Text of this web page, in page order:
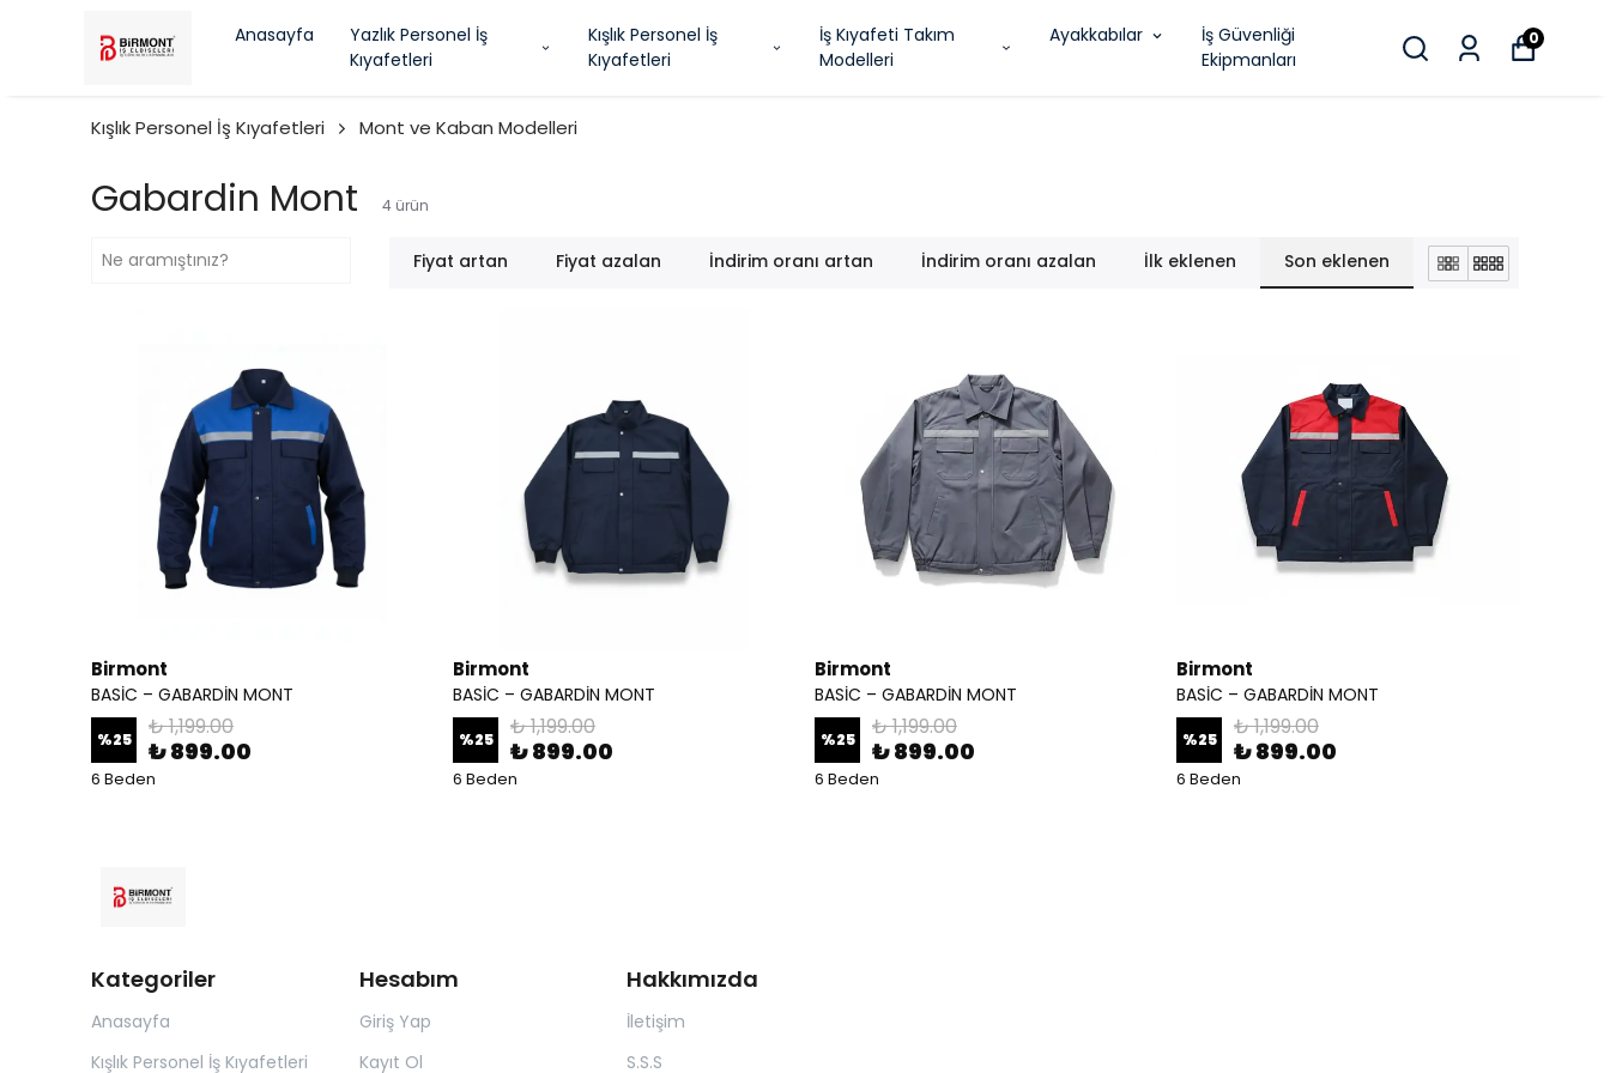
Anasayfa
Yazlık Personel İş
Kıyafetleri
Kışlık Personel İş
Kıyafetleri
İş Kıyafeti Takım
Modelleri
Ayakkabılar
İş Güvenliği
Ekipmanları
0
Kışlık Personel İş Kıyafetleri Mont ve Kaban Modelleri
Gabardin Mont 4 ürün
Fiyat artan Fiyat azalan İndirim oranı artan İndirim oranı azalan İlk eklenen Son eklenen
Birmont
BASİC – GABARDİN MONT
%25 ₺ 1,199.00
₺ 899.00
6 Beden
Birmont
BASİC – GABARDİN MONT
%25 ₺ 1,199.00
₺ 899.00
6 Beden
Birmont
BASİC – GABARDİN MONT
%25 ₺ 1,199.00
₺ 899.00
6 Beden
Birmont
BASİC – GABARDİN MONT
%25 ₺ 1,199.00
₺ 899.00
6 Beden
Kategoriler
Anasayfa
Kışlık Personel İş Kıyafetleri
Hesabım
Giriş Yap
Kayıt Ol
Hakkımızda
İletişim
S.S.S